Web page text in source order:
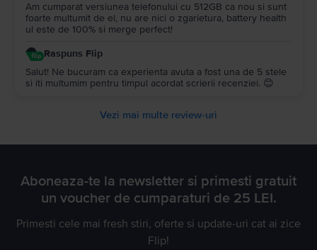
Am cumparat versiunea telefonului cu 512GB ca nou si sunt
foarte multumit de el, nu are nici o zgarietura, battery health
ul este de 100% si merge perfect!
Raspuns Flip
Salut! Ne bucuram ca experienta avuta a fost una de 5 stele
si iti multumim pentru timpul acordat scrierii recenziei. 😊
Vezi mai multe review-uri
Aboneaza-te la newsletter si primesti gratuit
un voucher de cumparaturi de 25 LEI.
Primesti cele mai fresh stiri, oferte si update-uri cat ai zice
Flip!